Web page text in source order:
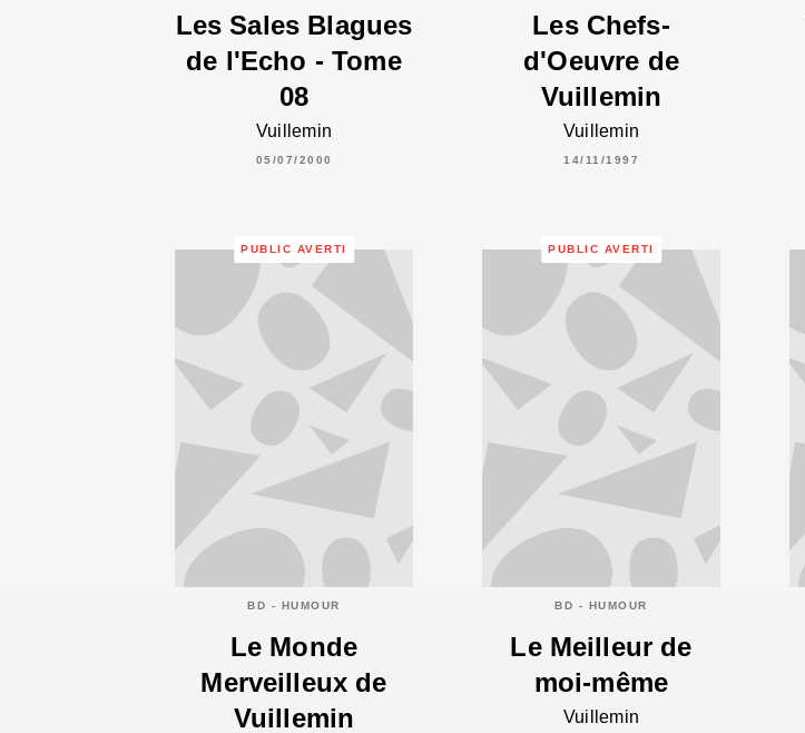
Les Sales Blagues
de l'Echo - Tome
08
Vuillemin
05/07/2000
Les Chefs-
d'Oeuvre de
Vuillemin
Vuillemin
14/11/1997
PUBLIC AVERTI
BD - HUMOUR
Le Monde
Merveilleux de
Vuillemin
PUBLIC AVERTI
BD - HUMOUR
Le Meilleur de
moi-même
Vuillemin